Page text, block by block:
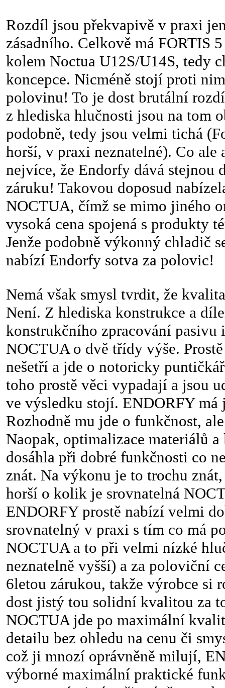
Rozdíl jsou překvapivě v praxi
zásadního. Celkově má FORTIS
kolem Noctua U12S/U14S, tedy
koncepce. Nicméně stojí proti
polovinu! To je dost brutální
z hlediska hlučnosti jsou na tom
podobně, tedy jsou velmi tichá
horší, v praxi neznatelné). Co ale
nejvíce, že Endorfy dává stejnou
záruku! Takovou doposud
NOCTUA, čímž se mimo jiného
vysoká cena spojená s produkty
Jenže podobně výkonný chladič
nabízí Endorfy sotva za polovic!
Nemá však smysl tvrdit, že
Není. Z hlediska konstrukce a
konstrukčního zpracování pasivu
NOCTUA o dvě třídy výše.
nešetří a jde o notoricky
toho prostě věci vypadají a jsou
ve výsledku stojí. ENDORFY
Rozhodně mu jde o funkčnost,
Naopak, optimalizace materiálů
dosáhla při dobré funkčnosti co
znát. Na výkonu je to trochu
horší o kolik je srovnatelná
ENDORFY prostě nabízí velmi
srovnatelný v praxi s tím co má
NOCTUA a to při velmi nízké
neznatelně vyšší) a za poloviční
6letou zárukou, takže výrobce si
dost jistý tou solidní kvalitou za
NOCTUA jde po maximální
detailu bez ohledu na cenu či
což ji mnozí oprávněně milují,
výborné maximální praktické